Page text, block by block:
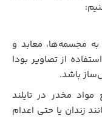
به مجسمه‌ها، معابد و
از تصاویر بودا
باشد.
مخدر در تایلند
زندان یا حتی اعدام